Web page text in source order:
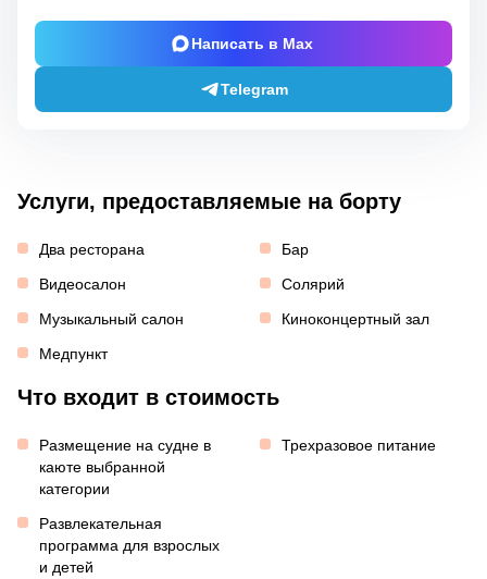
Написать в Max
Telegram
Услуги, предоставляемые на борту
Два ресторана
Бар
Видеосалон
Солярий
Музыкальный салон
Киноконцертный зал
Медпункт
Что входит в стоимость
Размещение на судне в
каюте выбранной
категории
Трехразовое питание
Развлекательная
программа для взрослых
и детей